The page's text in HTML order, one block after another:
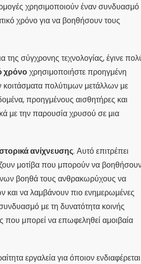
χρησιμοποιούν έναν συνδυασμό
χρόνο για να βοηθήσουν τους
σύγχρονης τεχνολογίας, έγινε
χρόνοχρησιμοποιήστε προηγμένη
κοιτάσματα πολύτιμων μετάλλων με
προηγμένους αισθητήρες και
με την παρουσία χρυσού σε μια
ανίχνευσης. Αυτό επιτρέπει
μοτίβα που μπορούν να
βοηθά τους ανθρακωρύχους να
και να λαμβάνουν πιο ενημερωμένες
με τη δυνατότητα κοινής
που μπορεί να επωφεληθεί αμοιβαία
εργαλεία για όποιον ενδιαφέρεται